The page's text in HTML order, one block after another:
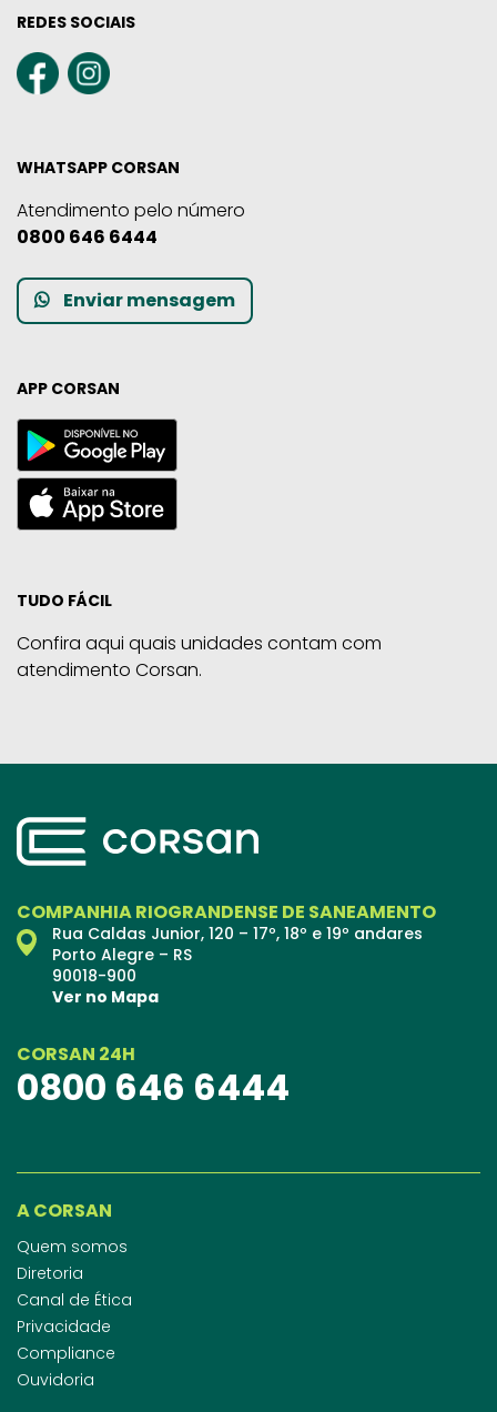
REDES SOCIAIS
WHATSAPP CORSAN
Atendimento pelo número
0800 646 6444
Enviar mensagem
APP CORSAN
TUDO FÁCIL
Confira aqui quais unidades contam com
atendimento Corsan.
COMPANHIA RIOGRANDENSE DE SANEAMENTO
Rua Caldas Junior, 120 – 17º, 18º e 19º andares
Porto Alegre – RS
90018-900
Ver no Mapa
CORSAN 24H
0800 646 6444
A CORSAN
Quem somos
Diretoria
Canal de Ética
Privacidade
Compliance
Ouvidoria